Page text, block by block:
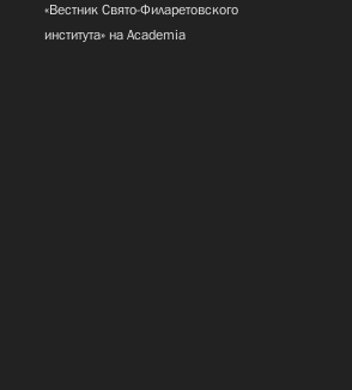
«Вестник Свято-Филаретовского
института» на Academia